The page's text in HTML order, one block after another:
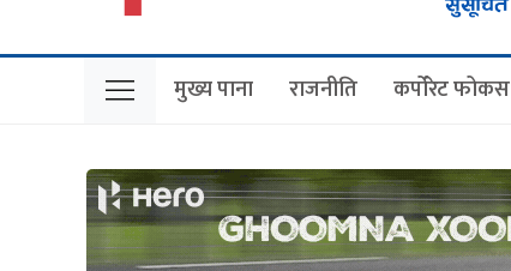
मुख्य पाना राजनीति कर्पोरेट फोकस